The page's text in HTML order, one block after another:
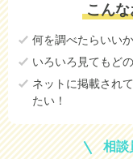
こん
何を調べたらいい
いろいろ見てもど
ネットに掲載され
たい！
相談